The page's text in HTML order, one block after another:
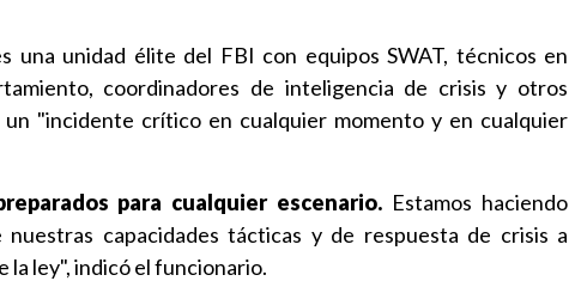
una unidad élite del FBI con equipos SWAT, técnicos en
coordinadores de inteligencia de crisis y otros
"incidente crítico en cualquier momento y en cualquier
para cualquier escenario. Estamos haciendo
nuestras capacidades tácticas y de respuesta de crisis a
la ley", indicó el funcionario.